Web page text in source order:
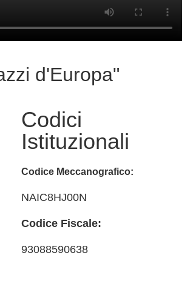
d'Europa"
Codici
Istituzionali
Codice Meccanografico:
NAIC8HJ00N
Codice Fiscale:
93088590638